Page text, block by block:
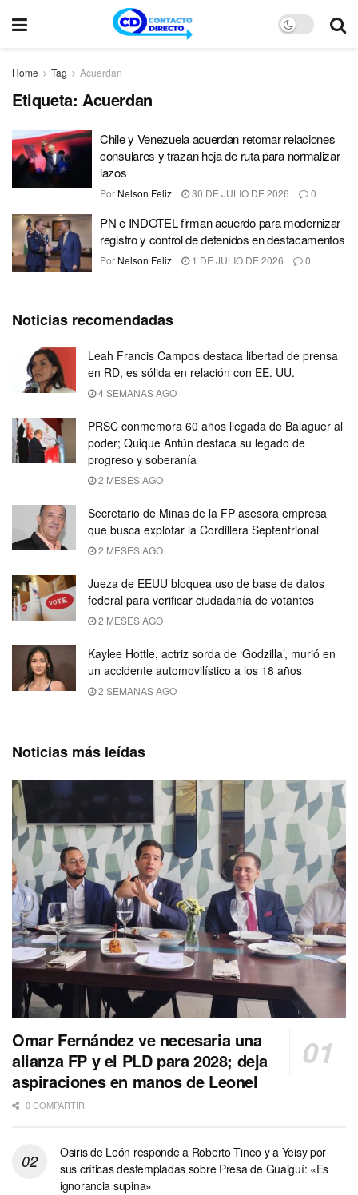
Home Tag Acuerdan
Etiqueta: Acuerdan
Chile y Venezuela acuerdan retomar relaciones
consulares y trazan hoja de ruta para normalizar
lazos
Por Nelson Feliz 30 DE JULIO DE 2026 0
PN e INDOTEL firman acuerdo para modernizar
registro y control de detenidos en destacamentos
Por Nelson Feliz 1 DE JULIO DE 2026 0
Noticias recomendadas
Leah Francis Campos destaca libertad de prensa
en RD, es sólida en relación con EE. UU.
4 SEMANAS AGO
PRSC conmemora 60 años llegada de Balaguer al
poder; Quique Antún destaca su legado de
progreso y soberanía
2 MESES AGO
Secretario de Minas de la FP asesora empresa
que busca explotar la Cordillera Septentrional
2 MESES AGO
Jueza de EEUU bloquea uso de base de datos
federal para verificar ciudadanía de votantes
2 MESES AGO
Kaylee Hottle, actriz sorda de ‘Godzilla’, murió en
un accidente automovilístico a los 18 años
2 SEMANAS AGO
Noticias más leídas
Omar Fernández ve necesaria una
alianza FP y el PLD para 2028; deja
aspiraciones en manos de Leonel
0 COMPARTIR
Osiris de León responde a Roberto Tineo y a Yeisy por
sus críticas destempladas sobre Presa de Guaiguí: «Es
ignorancia supina»